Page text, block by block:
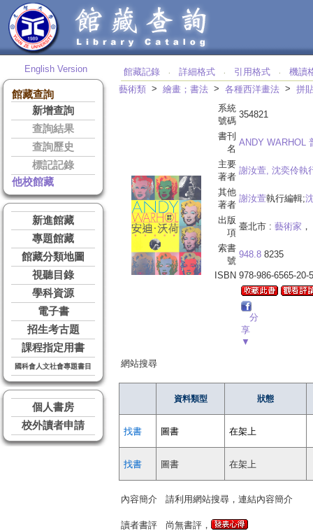
English Version
館藏查詢
新增查詢
查詢結果
查詢歷史
標記記錄
他校館藏
新進館藏
專題館藏
館藏分類地圖
視聽目錄
學科資源
電子書
招生考古題
課程指定用書
國科會人文社會專題書目
個人書房
校外讀者申請
館藏記錄 ‧ 詳細格式 ‧ 引用格式 ‧
機讀
藝術類 > 繪畫；書法 > 各種西洋畫法 > 拼
系統
號碼
354821
書刊
名
ANDY WARHOL
主要
著者
謝汝萱, 沈奕伶執
其他
著者
謝汝萱執行編輯;
出版
項
臺北市 : 藝術家
索書
號
948.8 8235
ISBN 978-986-6565-20-5
分
享
▼
網站搜尋
資料類型 狀態
找書 圖書 在架上
找書 圖書 在架上
內容簡介 請利用網站搜尋，連結內容簡介
讀者書評 尚無書評，